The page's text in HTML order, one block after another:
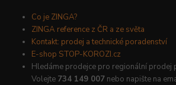
Co je ZINGA?
ZINGA reference z ČR a ze světa
Kontakt: prodej a technické poradenství
E-shop STOP-KOROZI.cz
Hledáme prodejce pro regionální prodej
Volejte 734 149 007 nebo napište na